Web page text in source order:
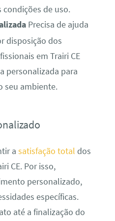
de uso.
Precisa de ajuda
disposição dos
em Trairi CE
personalizada para
seu ambiente.
a satisfação total dos
CE. Por isso,
personalizado,
específicas.
até a finalização do